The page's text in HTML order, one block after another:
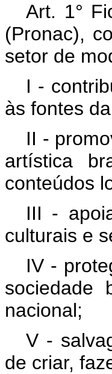
Art. 1°
(Pronac),
setor de
I -
às fontes
II -
artística
conteúdos
III -
culturais e
IV -
sociedade
nacional;
V -
de criar,